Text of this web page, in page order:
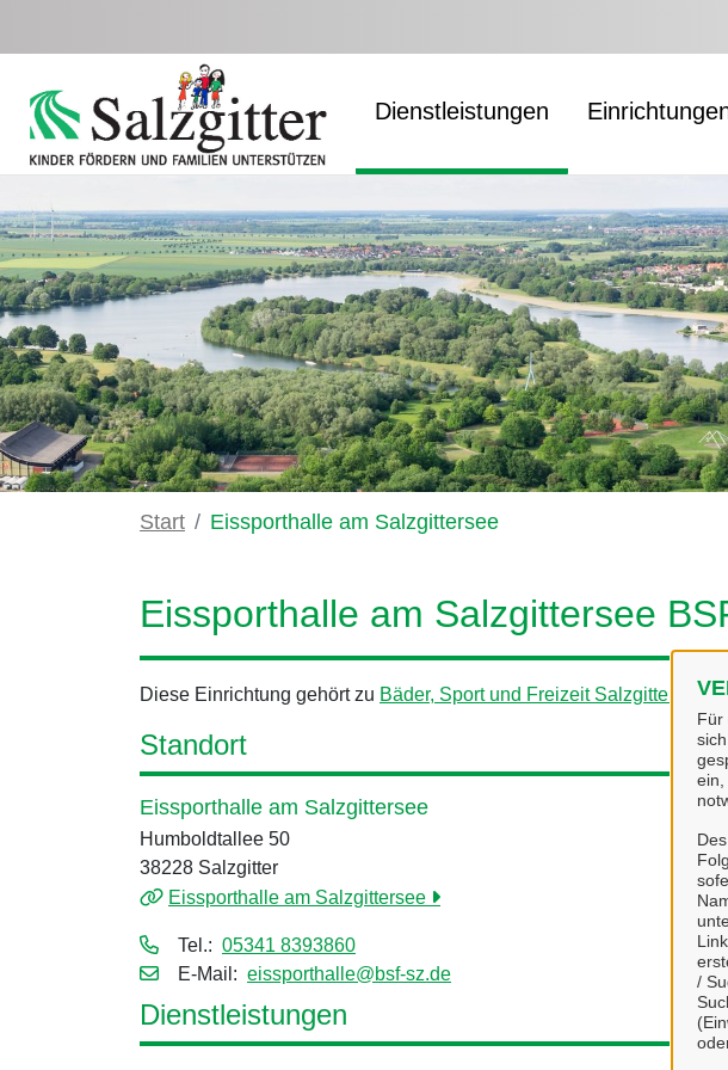
Für
ein,
/
Dienstleistungen
Start Eissporthalle am Salzgittersee
Eissporthalle am Salzgittersee
Diese Einrichtung gehört zu Bäder, Sport und Freizeit Salzgitter
Standort
Eissporthalle am Salzgittersee
Humboldtallee 50
38228 Salzgitter
Eissporthalle am Salzgittersee
Tel.: 05341 8393860
E‑Mail: eissporthalle@bsf-sz.de
Dienstleistungen